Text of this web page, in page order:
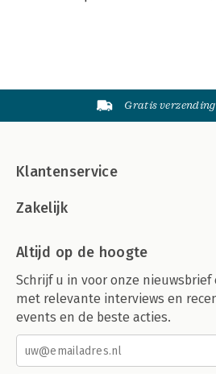
Gratis
Klantenservice
Zakelijk
Altijd op de hoogte
Schrijf u in voor onze
met relevante interviews en
events en de beste acties.